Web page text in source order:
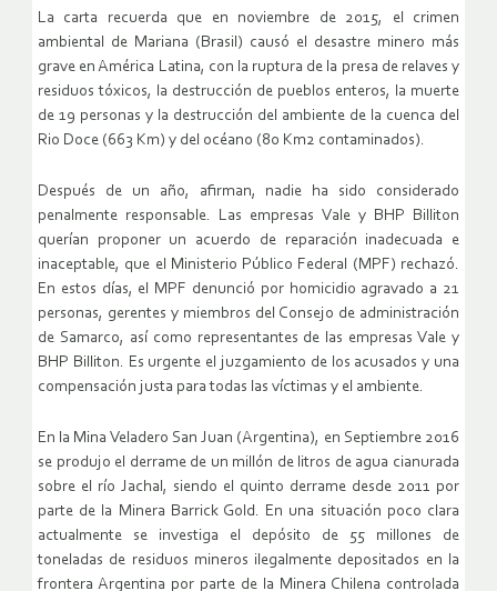
La carta recuerda que en noviembre de 2015, el crimen
ambiental de Mariana (Brasil) causó el desastre minero más
grave en América Latina, con la ruptura de la presa de relaves y
residuos tóxicos, la destrucción de pueblos enteros, la muerte
de 19 personas y la destrucción del ambiente de la cuenca del
Rio Doce (663 Km) y del océano (80 Km2 contaminados).
Después de un año, afirman, nadie ha sido considerado
penalmente responsable. Las empresas Vale y BHP Billiton
querían proponer un acuerdo de reparación inadecuada e
inaceptable, que el Ministerio Público Federal (MPF) rechazó.
En estos días, el MPF denunció por homicidio agravado a 21
personas, gerentes y miembros del Consejo de administración
de Samarco, así como representantes de las empresas Vale y
BHP Billiton. Es urgente el juzgamiento de los acusados y una
compensación justa para todas las víctimas y el ambiente.
En la Mina Veladero San Juan (Argentina), en Septiembre 2016
se produjo el derrame de un millón de litros de agua cianurada
sobre el río Jachal, siendo el quinto derrame desde 2011 por
parte de la Minera Barrick Gold. En una situación poco clara
actualmente se investiga el depósito de 55 millones de
toneladas de residuos mineros ilegalmente depositados en la
frontera Argentina por parte de la Minera Chilena controlada